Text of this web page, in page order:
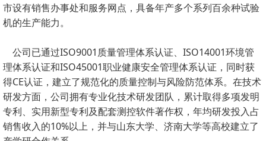
市设有销售办事处和服务网点，具备年产多个系列百余种试验
机的生产能力。
公司已通过ISO9001质量管理体系认证、ISO14001环境管
理体系认证和ISO45001职业健康安全管理体系认证，同时获
得CE认证，建立了规范化的质量控制与风险防范体系。在技术
研发方面，公司拥有专业化技术研发团队，累计取得多项发明
专利、实用新型专利及配套测控软件著作权，年均研发投入占
销售收入的10%以上，并与山东大学、济南大学等高校建立了